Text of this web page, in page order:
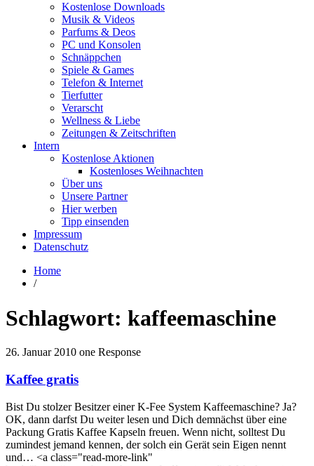
Kostenlose Downloads
Musik & Videos
Parfums & Deos
PC und Konsolen
Schnäppchen
Spiele & Games
Telefon & Internet
Tierfutter
Verarscht
Wellness & Liebe
Zeitungen & Zeitschriften
Intern
Kostenlose Aktionen
Kostenloses Weihnachten
Über uns
Unsere Partner
Hier werben
Tipp einsenden
Impressum
Datenschutz
Home
/
Schlagwort: kaffeemaschine
26. Januar 2010 one Response
Kaffee gratis
Bist Du stolzer Besitzer einer K-Fee System Kaffeemaschine? Ja?
OK, dann darfst Du weiter lesen und Dich demnächst über eine
Packung Gratis Kaffee Kapseln freuen. Wenn nicht, solltest Du
zumindest jemand kennen, der solch ein Gerät sein Eigen nennt
und… <a class="read-more-link"